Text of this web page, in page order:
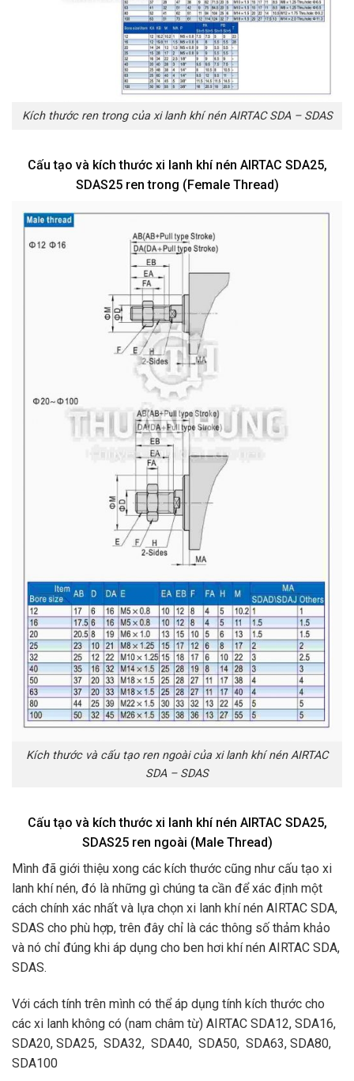
Kích thước ren trong của xi lanh khí nén AIRTAC SDA – SDAS
Cấu tạo và kích thước xi lanh khí nén AIRTAC SDA25,
SDAS25 ren trong (Female Thread)
Kích thước và cấu tạo ren ngoài của xi lanh khí nén AIRTAC
SDA – SDAS
Cấu tạo và kích thước xi lanh khí nén AIRTAC SDA25,
SDAS25 ren ngoài (Male Thread)
Mình đã giới thiệu xong các kích thước cũng như cấu tạo xi
lanh khí nén, đó là những gì chúng ta cần để xác định một
cách chính xác nhất và lựa chọn xi lanh khí nén AIRTAC SDA,
SDAS cho phù hợp, trên đây chỉ là các thông số thảm khảo
và nó chỉ đúng khi áp dụng cho ben hơi khí nén AIRTAC SDA,
SDAS.
Với cách tính trên mình có thể áp dụng tính kích thước cho
các xi lanh không có (nam châm từ) AIRTAC SDA12, SDA16,
SDA20, SDA25, SDA32, SDA40, SDA50, SDA63, SDA80,
SDA100